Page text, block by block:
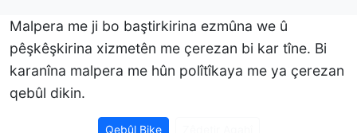
Malpera me ji bo baştirkirina ezmûna we û
pêşkêşkirina xizmetên me çerezan bi kar tîne. Bi
karanîna malpera me hûn polîtîkaya me ya çerezan
qebûl dikin.
Qebûl Bike